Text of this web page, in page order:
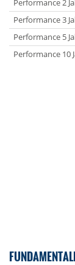
Performance 2
Performance 3
Performance 5
Performance 10